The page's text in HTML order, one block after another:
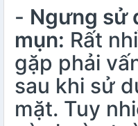
- Ngưng sử
mụn: Rất
gặp phải
sau khi sử
mặt. Tuy